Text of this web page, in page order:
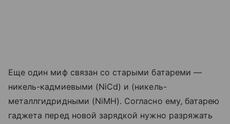
Еще один миф связан со старыми батареми —
никель-кадмиевыми (NiCd) и (никель-
металлгидридными (NiMH). Согласно ему, батарею
гаджета перед новой зарядкой нужно разряжать